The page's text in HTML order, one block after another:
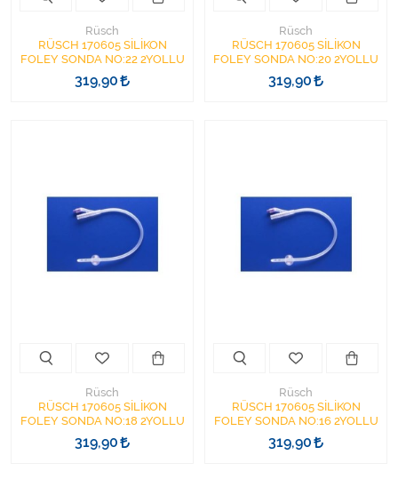
Rüsch
RÜSCH 170605 SİLİKON
FOLEY SONDA NO:22 2YOLLU
319,90
Rüsch
RÜSCH 170605 SİLİKON
FOLEY SONDA NO:20 2YOLLU
319,90
Rüsch
RÜSCH 170605 SİLİKON
FOLEY SONDA NO:18 2YOLLU
319,90
Rüsch
RÜSCH 170605 SİLİKON
FOLEY SONDA NO:16 2YOLLU
319,90